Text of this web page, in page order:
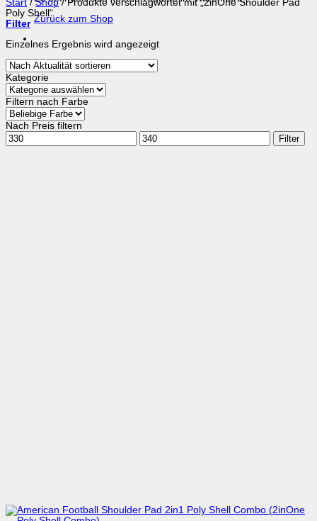
Zurück zum Shop
Start / Shop /Produkte verschlagwortet mit „2inOne Shoulder Pad
Poly Shell“
Filter
Einzelnes Ergebnis wird angezeigt
Kategorie
Filtern nach Farbe
Nach Preis filtern
Min.
Preis
Max.
Preis
Filter